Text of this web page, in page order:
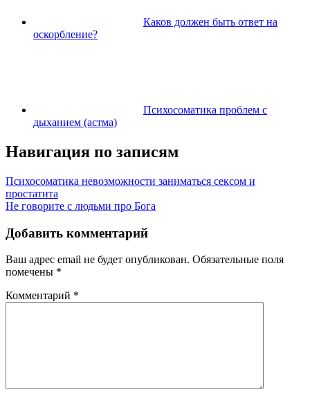
Каков должен быть ответ на
оскорбление?
Психосоматика проблем с
дыханием (астма)
Навигация по записям
Психосоматика невозможности заниматься сексом и
простатита
Не говорите с людьми про Бога
Добавить комментарий
Ваш адрес email не будет опубликован. Обязательные поля
помечены *
Комментарий *